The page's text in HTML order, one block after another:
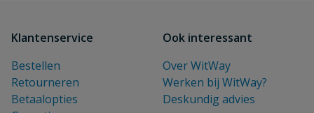
Klantenservice
Bestellen
Retourneren
Betaalopties
Ook interessant
Over WitWay
Werken bij WitWay?
Deskundig advies